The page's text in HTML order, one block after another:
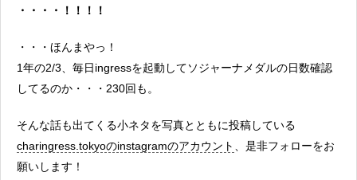
・・・・！！！！
・・・ほんまやっ！
1年の2/3、毎日ingressを起動してソジャーナメダルの日数確認
してるのか・・・230回も。
そんな話も出てくる小ネタを写真とともに投稿している
charingress.tokyoのinstagramのアカウント
、是非フォローをお
願いします！